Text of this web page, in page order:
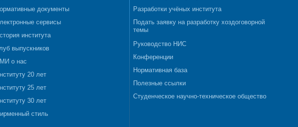
документы
сервисы
института
выпускников
о нас
20 лет
25 лет
30 лет
стиль
Разработки учёных института
Подать заявку на разработку хоздоговорной
темы
Руководство НИС
Конференции
Нормативная база
Полезные ссылки
Студенческое научно-техническое общество